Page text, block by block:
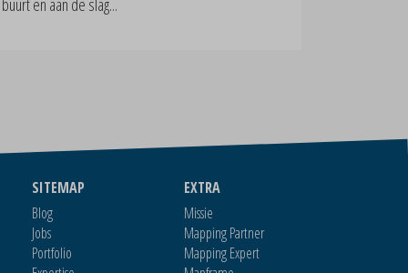
en aan de slag...
SITEMAP
Blog
Jobs
Portfolio
EXTRA
Missie
Mapping Partner
Mapping Expert